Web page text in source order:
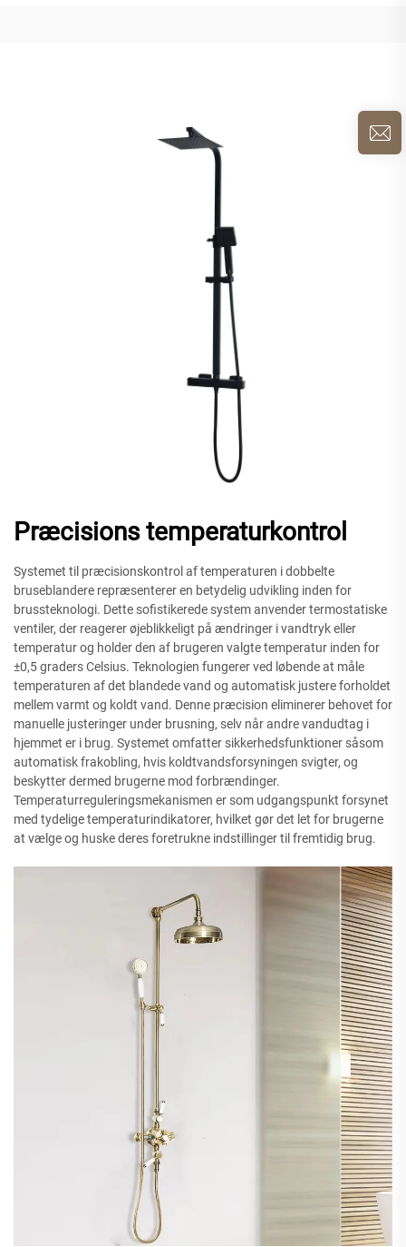
Præcisions temperaturkontrol
Systemet til præcisionskontrol af temperaturen i dobbelte
bruseblandere repræsenterer en betydelig udvikling inden for
brussteknologi. Dette sofistikerede system anvender termostatiske
ventiler, der reagerer øjeblikkeligt på ændringer i vandtryk eller
temperatur og holder den af brugeren valgte temperatur inden for
±0,5 graders Celsius. Teknologien fungerer ved løbende at måle
temperaturen af det blandede vand og automatisk justere forholdet
mellem varmt og koldt vand. Denne præcision eliminerer behovet for
manuelle justeringer under brusning, selv når andre vandudtag i
hjemmet er i brug. Systemet omfatter sikkerhedsfunktioner såsom
automatisk frakobling, hvis koldtvandsforsyningen svigter, og
beskytter dermed brugerne mod forbrændinger.
Temperaturreguleringsmekanismen er som udgangspunkt forsynet
med tydelige temperaturindikatorer, hvilket gør det let for brugerne
at vælge og huske deres foretrukne indstillinger til fremtidig brug.